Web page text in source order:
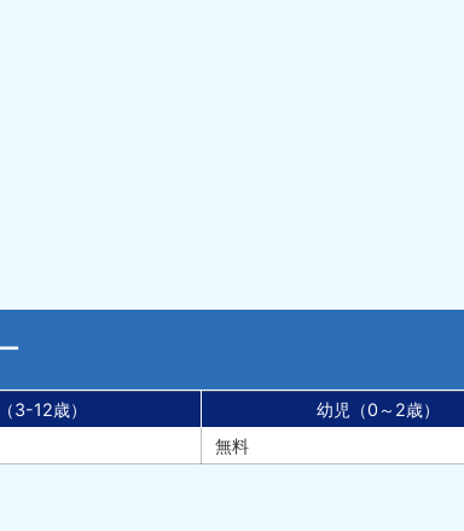
3-12歳）
幼児（0～2歳）
無料